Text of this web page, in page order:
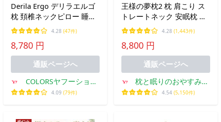
Derila Ergo デリラエルゴ
枕 頚椎ネックピロー 睡眠
用 人間工学的枕 輪郭ネッ
クサポート 低反発枕 背中
用 横向き寝枕
54×36×12cm
4.28 (47件)
8,780 円
通販ページへ
COLORSヤフーショッ
プ
4.09 (79件)
王様の夢枕2 枕 肩こり ス
トレートネック 安眠枕 快
眠枕 横向き対応 ビーズ枕
洗える 日本製 まくら 敬老
の日
4.28 (1,443件)
8,800 円
通販ページへ
枕と眠りのおやすみシ
ョップ!
4.54 (5,150件)